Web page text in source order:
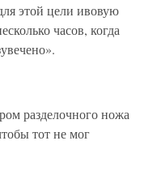
этой цели ивовую
часов, когда
разделочного ножа
тот не мог